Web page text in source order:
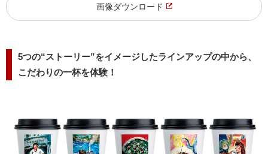
画像ダウンロード
5つの“ストーリー”をイメージしたラインアップの中から、
こだわりの一杯を体験！